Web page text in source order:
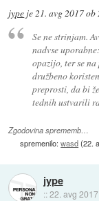
jype je21. avg 2017 ob
Se ne strinjam.
nadvse
opazijo, ter se
družbeno
preprosti, da bi
tednih ustvarili
Zgodovina sprememb…
spremenilo:wasd(22.
jype
::22. avg